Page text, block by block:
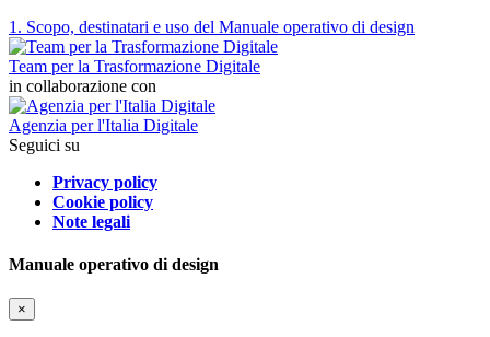
1. Scopo, destinatari e uso del Manuale operativo di design
Team per la Trasformazione Digitale
in collaborazione con
Agenzia per l'Italia Digitale
Seguici su
Privacy policy
Cookie policy
Note legali
Manuale operativo di design
×